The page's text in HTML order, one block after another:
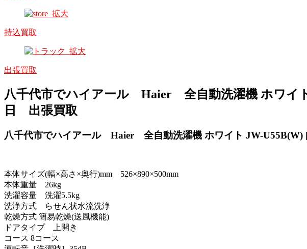
持込買取
出張買取
八千代市でハイアール Haier 全自動洗濯機 ホワイ
日 出張買取
八千代市でハイアール Haier 全自動洗濯機 ホワイト JW-
本体サイズ(幅×高さ×奥行)mm 526×890×500mm
本体重量 26kg
洗濯容量 洗濯5.5kg
洗浄方式 らせん状水流洗浄
乾燥方式 簡易乾燥(送風機能)
ドアタイプ 上開き
コース 8コース